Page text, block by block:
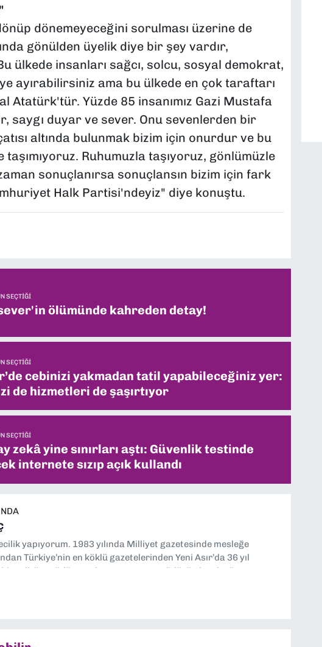
dönemeyeceğini sorulması üzerine de
gönülden üyelik diye bir şey vardır,
ülkede insanları sağcı, solcu, sosyal demokrat,
ayırabilirsiniz ama bu ülkede en çok taraftarı
Atatürk'tür. Yüzde 85 insanımız Gazi Mustafa
saygı duyar ve sever. Onu sevenlerden bir
altında bulunmak bizim için onurdur ve bu
taşımıyoruz. Ruhumuzla taşıyoruz, gönlümüzle
sonuçlanırsa sonuçlansın bizim için fark
Halk Partisi'ndeyiz" diye konuştu.
SEÇTIĞI
ölümünde kahreden detay!
SEÇTIĞI
cebinizi yakmadan tatil yapabileceğiniz yer:
de hizmetleri de şaşırtıyor
SEÇTIĞI
zekâ yine sınırları aştı: Güvenlik testinde
internete sızıp açık kullandı
yapıyorum. 1983 yılında Milliyet gazetesinde mesleğe
Türkiye’nin en köklü gazetelerinden Yeni Asır’da 36 yıl
editör, müdür yardımcısı ve spor müdürü olarak görev
Gazetesi'nde editörlük yapıyorum